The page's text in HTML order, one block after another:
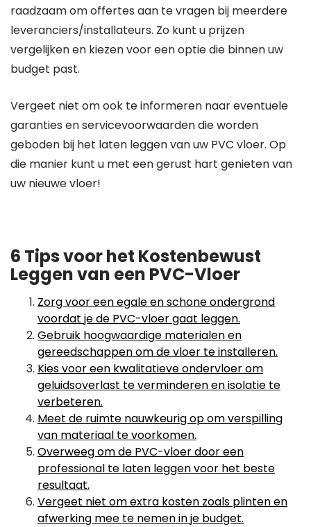
raadzaam om offertes aan te vragen bij meerdere
leveranciers/installateurs. Zo kunt u prijzen
vergelijken en kiezen voor een optie die binnen uw
budget past.
Vergeet niet om ook te informeren naar eventuele
garanties en servicevoorwaarden die worden
geboden bij het laten leggen van uw PVC vloer. Op
die manier kunt u met een gerust hart genieten van
uw nieuwe vloer!
6 Tips voor het Kostenbewust
Leggen van een PVC-Vloer
Zorg voor een egale en schone ondergrond
voordat je de PVC-vloer gaat leggen.
Gebruik hoogwaardige materialen en
gereedschappen om de vloer te installeren.
Kies voor een kwalitatieve ondervloer om
geluidsoverlast te verminderen en isolatie te
verbeteren.
Meet de ruimte nauwkeurig op om verspilling
van materiaal te voorkomen.
Overweeg om de PVC-vloer door een
professional te laten leggen voor het beste
resultaat.
Vergeet niet om extra kosten zoals plinten en
afwerking mee te nemen in je budget.